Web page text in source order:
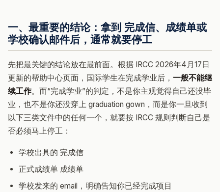
一、最重要的结论：拿到 完成信、成绩单或
学校确认邮件后，通常就要停工
先把最关键的结论放在最前面。根据 IRCC 2026年4月17日
更新的帮助中心页面，国际学生在完成学业后， 一般不能继
续工作。而“完成学业”的判定，不是你主观觉得自己还没毕
业，也不是你还没穿上 graduation gown，而是你一旦收到
以下三类文件中的任何一个，就要按 IRCC 规则判断自己是
否必须马上停工：
学校出具的 完成信
正式成绩单 成绩单
学校发来的 email，明确告知你已经完成项目